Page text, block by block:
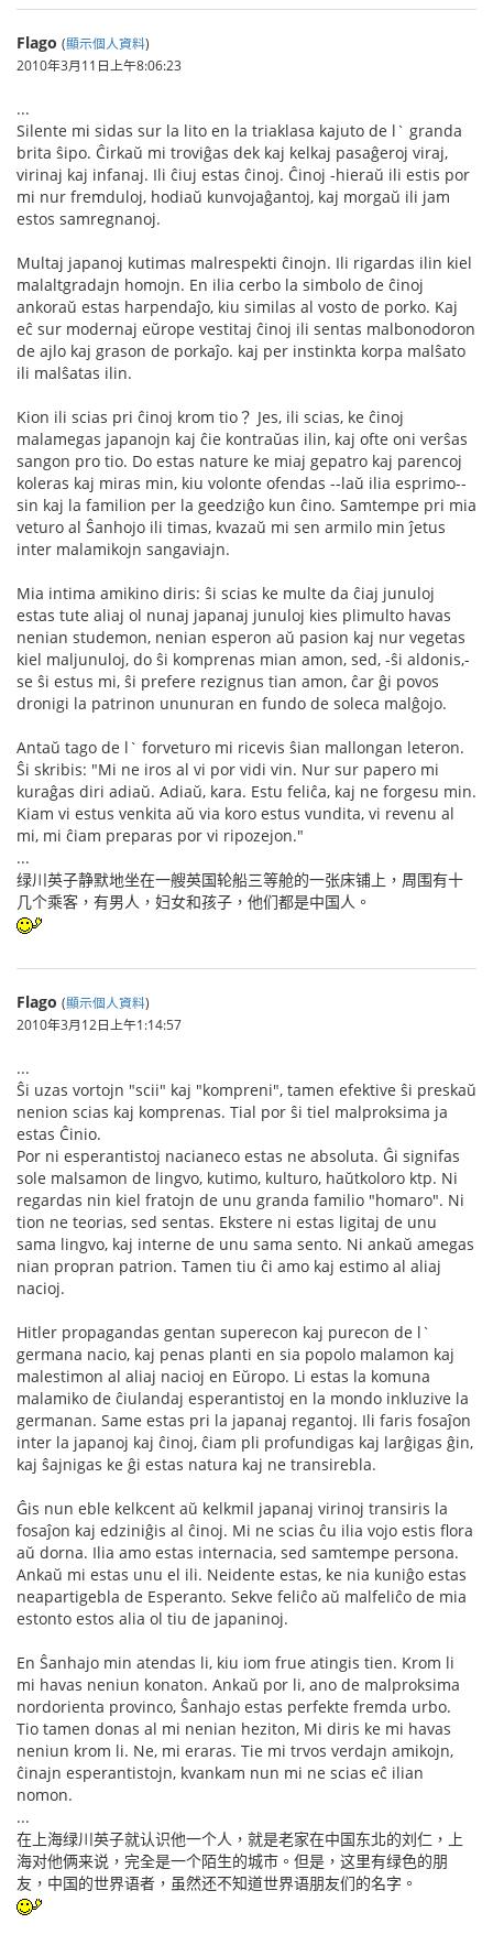
Flago (顯示個人資料)
2010年3月11日上午8:06:23
...
Silente mi sidas sur la lito en la triaklasa kajuto de l` granda
brita ŝipo. Ĉirkaŭ mi troviĝas dek kaj kelkaj pasaĝeroj viraj,
virinaj kaj infanaj. Ili ĉiuj estas ĉinoj. Ĉinoj -hieraŭ ili estis por
mi nur fremduloj, hodiaŭ kunvojaĝantoj, kaj morgaŭ ili jam
estos samregnanoj.
Multaj japanoj kutimas malrespekti ĉinojn. Ili rigardas ilin kiel
malaltgradajn homojn. En ilia cerbo la simbolo de ĉinoj
ankoraŭ estas harpendaĵo, kiu similas al vosto de porko. Kaj
eĉ sur modernaj eŭrope vestitaj ĉinoj ili sentas malbonodoron
de ajlo kaj grason de porkaĵo. kaj per instinkta korpa malŝato
ili malŝatas ilin.
Kion ili scias pri ĉinoj krom tio？ Jes, ili scias, ke ĉinoj
malamegas japanojn kaj ĉie kontraŭas ilin, kaj ofte oni verŝas
sangon pro tio. Do estas nature ke miaj gepatro kaj parencoj
koleras kaj miras min, kiu volonte ofendas --laŭ ilia esprimo--
sin kaj la familion per la geedziĝo kun ĉino. Samtempe pri mia
veturo al Ŝanhojo ili timas, kvazaŭ mi sen armilo min ĵetus
inter malamikojn sangaviajn.
Mia intima amikino diris: ŝi scias ke multe da ĉiaj junuloj
estas tute aliaj ol nunaj japanaj junuloj kies plimulto havas
nenian studemon, nenian esperon aŭ pasion kaj nur vegetas
kiel maljunuloj, do ŝi komprenas mian amon, sed, -ŝi aldonis,-
se ŝi estus mi, ŝi prefere rezignus tian amon, ĉar ĝi povos
dronigi la patrinon ununuran en fundo de soleca malĝojo.
Antaŭ tago de l` forveturo mi ricevis ŝian mallongan leteron.
Ŝi skribis: "Mi ne iros al vi por vidi vin. Nur sur papero mi
kuraĝas diri adiaŭ. Adiaŭ, kara. Estu feliĉa, kaj ne forgesu min.
Kiam vi estus venkita aŭ via koro estus vundita, vi revenu al
mi, mi ĉiam preparas por vi ripozejon."
...
绿川英子静默地坐在一艘英国轮船三等舱的一张床铺上，周围有十
几个乘客，有男人，妇女和孩子，他们都是中国人。
Flago (顯示個人資料)
2010年3月12日上午1:14:57
...
Ŝi uzas vortojn "scii" kaj "kompreni", tamen efektive ŝi preskaŭ
nenion scias kaj komprenas. Tial por ŝi tiel malproksima ja
estas Ĉinio.
Por ni esperantistoj nacianeco estas ne absoluta. Ĝi signifas
sole malsamon de lingvo, kutimo, kulturo, haŭtkoloro ktp. Ni
regardas nin kiel fratojn de unu granda familio "homaro". Ni
tion ne teorias, sed sentas. Ekstere ni estas ligitaj de unu
sama lingvo, kaj interne de unu sama sento. Ni ankaŭ amegas
nian propran patrion. Tamen tiu ĉi amo kaj estimo al aliaj
nacioj.
Hitler propagandas gentan superecon kaj purecon de l`
germana nacio, kaj penas planti en sia popolo malamon kaj
malestimon al aliaj nacioj en Eŭropo. Li estas la komuna
malamiko de ĉiulandaj esperantistoj en la mondo inkluzive la
germanan. Same estas pri la japanaj regantoj. Ili faris fosaĵon
inter la japanoj kaj ĉinoj, ĉiam pli profundigas kaj larĝigas ĝin,
kaj ŝajnigas ke ĝi estas natura kaj ne transirebla.
Ĝis nun eble kelkcent aŭ kelkmil japanaj virinoj transiris la
fosaĵon kaj edziniĝis al ĉinoj. Mi ne scias ĉu ilia vojo estis flora
aŭ dorna. Ilia amo estas internacia, sed samtempe persona.
Ankaŭ mi estas unu el ili. Neidente estas, ke nia kuniĝo estas
neapartigebla de Esperanto. Sekve feliĉo aŭ malfeliĉo de mia
estonto estos alia ol tiu de japaninoj.
En Ŝanhajo min atendas li, kiu iom frue atingis tien. Krom li
mi havas neniun konaton. Ankaŭ por li, ano de malproksima
nordorienta provinco, Ŝanhajo estas perfekte fremda urbo.
Tio tamen donas al mi nenian heziton, Mi diris ke mi havas
neniun krom li. Ne, mi eraras. Tie mi trvos verdajn amikojn,
ĉinajn esperantistojn, kvankam nun mi ne scias eĉ ilian
nomon.
...
在上海绿川英子就认识他一个人，就是老家在中国东北的刘仁，上
海对他俩来说，完全是一个陌生的城市。但是，这里有绿色的朋
友，中国的世界语者，虽然还不知道世界语朋友们的名字。